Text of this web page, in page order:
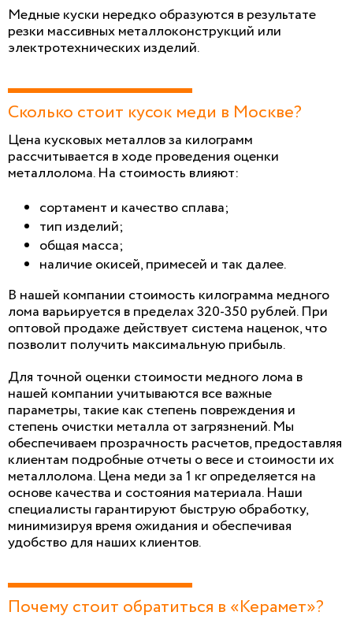
Медные куски нередко образуются в результате
резки массивных металлоконструкций или
электротехнических изделий.
Сколько стоит кусок меди в Москве?
Цена кусковых металлов за килограмм
рассчитывается в ходе проведения оценки
металлолома. На стоимость влияют:
сортамент и качество сплава;
тип изделий;
общая масса;
наличие окисей, примесей и так далее.
В нашей компании стоимость килограмма медного
лома варьируется в пределах 320-350 рублей. При
оптовой продаже действует система наценок, что
позволит получить максимальную прибыль.
Для точной оценки стоимости медного лома в
нашей компании учитываются все важные
параметры, такие как степень повреждения и
степень очистки металла от загрязнений. Мы
обеспечиваем прозрачность расчетов, предоставляя
клиентам подробные отчеты о весе и стоимости их
металлолома. Цена меди за 1 кг определяется на
основе качества и состояния материала. Наши
специалисты гарантируют быструю обработку,
минимизируя время ожидания и обеспечивая
удобство для наших клиентов.
Почему стоит обратиться в «Керамет»?